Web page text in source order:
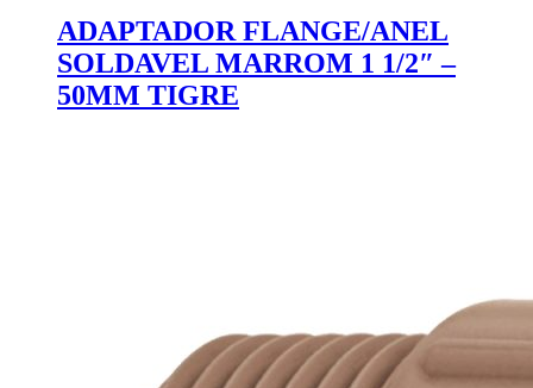
ADAPTADOR FLANGE/ANEL
SOLDAVEL MARROM 1 1/2″ –
50MM TIGRE